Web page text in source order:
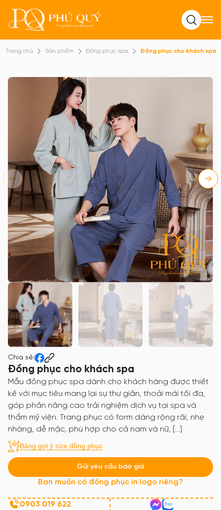
Tìm kiếm
Trang chủ Sản phẩm Đồng phục spa Đồng phục cho khách spa
Chia sẻ:
Đồng phục cho khách spa
Mẫu đồng phục spa dành cho khách hàng được thiết
kế với mục tiêu mang lại sự thư giãn, thoải mái tối đa,
góp phần nâng cao trải nghiệm dịch vụ tại spa và
thẩm mỹ viện. Trang phục có form dáng rộng rãi, nhẹ
nhàng, dễ mặc, phù hợp cho cả nam và nữ, […]
Bảng gợi ý size đồng phục
Gửi yêu cầu báo giá
Bạn muốn có đồng phục in logo riêng?
0903 019 622